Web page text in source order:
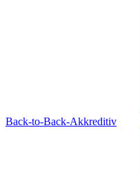
Back-to-Back-Akkreditiv